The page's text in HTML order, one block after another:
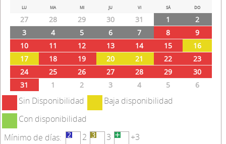
Prev Next
LU MA MI JU VI SÁ DO
27 28 29 30 31 1
2
3
4 5 6 7 8
9
10
11 12 13 14 15
16
17
18 19 20 21 22
23
24
25 26 27 28 29
30
31
1 2 3 4 5 6
Sin Disponibilidad
Baja disponibilidad
Con disponibilidad
Mínimo de días:
2 3 +3